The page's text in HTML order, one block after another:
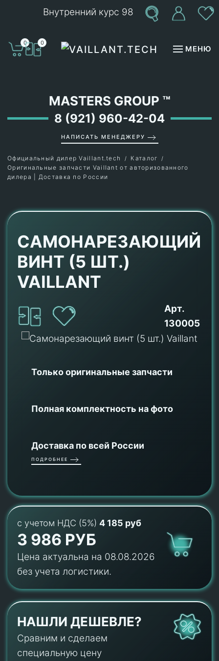
Внутренний курс 98
0 0
МЕНЮ
MASTERS GROUP ™
8 (921) 960-42-04
НАПИСАТЬ МЕНЕДЖЕРУ
Официальный дилер Vaillant.tech
Каталог
Оригинальные запчасти Vaillant от авторизованного
дилера | Доставка по России
САМОНАРЕЗАЮЩИЙ
ВИНТ (5 ШТ.)
VAILLANT
Арт.
130005
Только оригинальные запчасти
Полная комплектность на фото
Доставка по всей России
ПОДРОБНЕЕ
с учетом НДС (5%) 4 185 руб
3 986 РУБ
Цена актуальна на 08.08.2026
без учета логистики.
НАШЛИ ДЕШЕВЛЕ?
Сравним и сделаем
специальную цену